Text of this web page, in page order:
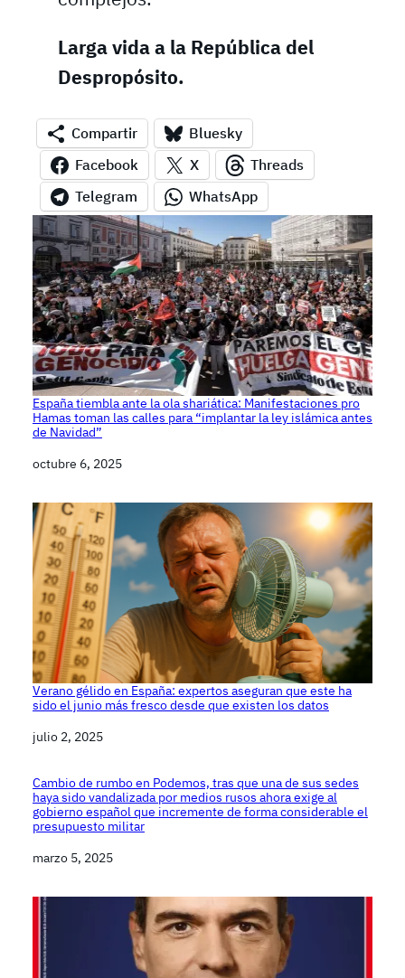
Larga vida a la República del
Despropósito.
Compartir
Bluesky
Facebook
X
Threads
Telegram
WhatsApp
España tiembla ante la ola shariática: Manifestaciones pro
Hamas toman las calles para “implantar la ley islámica antes
de Navidad”
Fecha
octubre 6, 2025
Verano gélido en España: expertos aseguran que este ha
sido el junio más fresco desde que existen los datos
Fecha
julio 2, 2025
Cambio de rumbo en Podemos, tras que una de sus sedes
haya sido vandalizada por medios rusos ahora exige al
gobierno español que incremente de forma considerable el
presupuesto militar
Fecha
marzo 5, 2025